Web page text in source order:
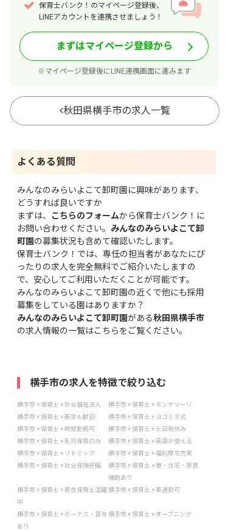
保育士バンク！のマイページ登録後、
LINEアカウントを連携させましょう！
まずはマイページ登録から
※マイページ登録後にLINE連携画面に進みます
秋田県横手市の求人一覧
よくある質問
みんなのみらいよこて卸町園に興味があります、
どうすれば良いですか
まずは、
こちらのフォームから保育士バンク！に
お問い合わせください。 みんなのみらいよこて卸
町園の募集状況も含めて確認いたします。
保育士バンク！では、専任の担当者があなたにぴ
ったりの求人を完全無料でご紹介いたしますの
で、安心してご利用いただくことが可能です。
みんなのみらいよこて卸町園の近くで他にも採用
募集をしている園はありますか？
みんなのみらいよこて卸町園がある秋田県横手市
の求人情報の一覧はこちらをご覧ください。
横手市の求人を特徴で絞り込む
横手市 × 保育士 × 社会福祉法人
横手市 × 保育士 × モンテソーリ
横手市 × 保育士 × 新卒も歓迎
横手市 × 保育士 × ヨコミネ式
横手市 × 保育士 × 時短勤務可
横手市 × 保育士 × 土日祝休み
横手市 × 保育士 × 乳児保育のみ
横手市 × 保育士 × 英語が使える
横手市 × 保育士 × リトミック
横手市 × 保育士 × 福利厚生充実
横手市 × 保育士 × 社会保険完備
横手市 × 保育士 × 寮・住宅・家賃
補助あり
横手市 × 保育士 × 男性保育士活躍
中
横手市 × 保育士 × 車通勤可
横手市 × 保育士 × ボーナス・賞与
あり
横手市 × 保育士 × オープニング